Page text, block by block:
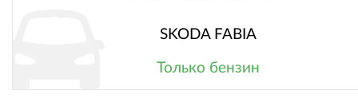
SKODA FABIA
Только бензин